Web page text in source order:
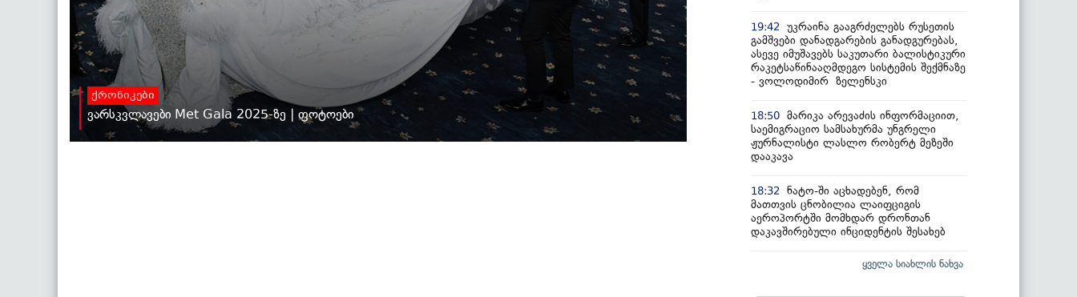
ქრონიკები
ვარსკვლავები Met Gala 2025-ზე | ფოტოები
19:42
უკრაინა გააგრძელებს რუსეთის
გამშვები დანადგარების განადგურებას,
ასევე იმუშავებს საკუთარი ბალისტიკური
რაკეტსაწინააღმდეგო სისტემის შექმნაზე
- ვოლოდიმირ ზელენსკი
18:50 მარიკა არევაძის ინფორმაციით,
საემიგრაციო სამსახურმა უნგრელი
ჟურნალისტი ლასლო რობერტ მეზეში
დააკავა
18:32
ნატო-ში აცხადებენ, რომ
მათთვის ცნობილია ლაიფციგის
აეროპორტში მომხდარ დრონთან
დაკავშირებული ინციდენტის შესახებ
ყველა სიახლის ნახვა